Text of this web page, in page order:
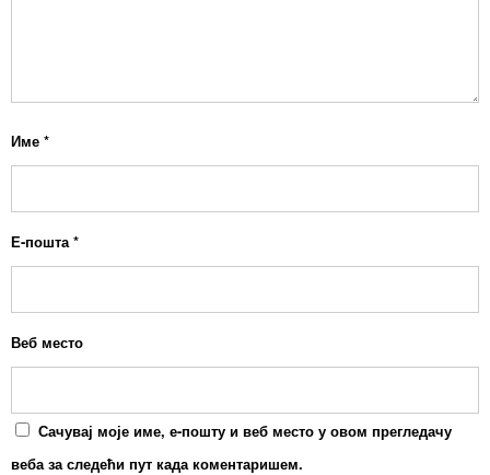
Име *
Е-пошта *
Веб место
Сачувај моје име, е-пошту и веб место у овом прегледачу
веба за следећи пут када коментаришем.